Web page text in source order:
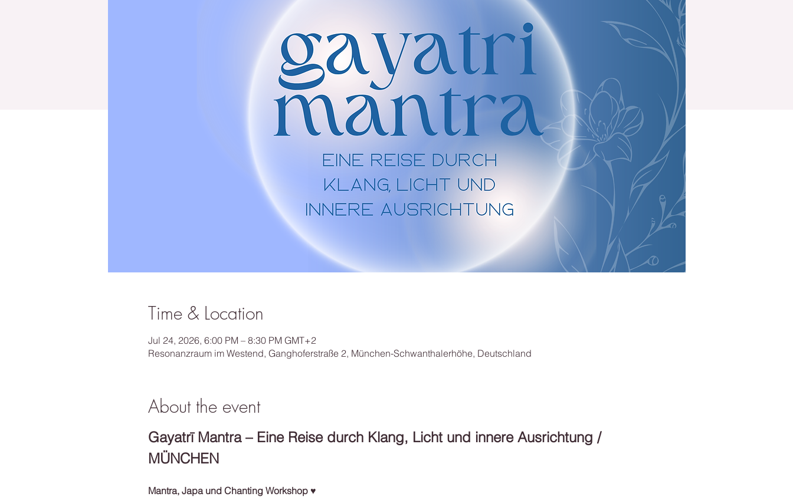
Time & Location
Jul 24, 2026, 6:00 PM – 8:30 PM GMT+2
Resonanzraum im Westend, Ganghoferstraße 2, München-Schwanthalerhöhe, Deutschland
About the event
Gayatrī Mantra – Eine Reise durch Klang, Licht und innere Ausrichtung /
MÜNCHEN
Mantra, Japa und Chanting Workshop ♥